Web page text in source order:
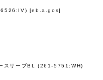
[eb.a.gos]
スリーブBL (261-5751:WH)